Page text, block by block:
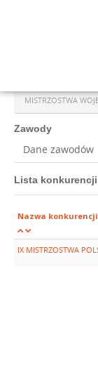
MISTRZOSTWA
Zawody
Dane zawodów
Lista konkurencji
Nazwa konkurencji
IX MISTRZOSTWA